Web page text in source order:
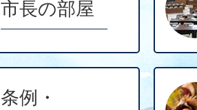
市長の部屋
条例・